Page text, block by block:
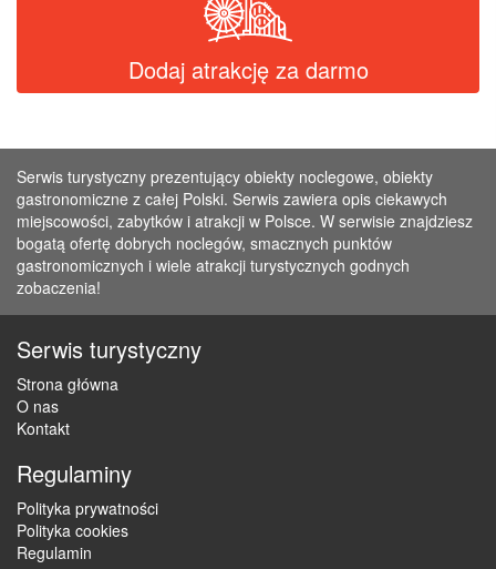
Dodaj atrakcję za darmo
Serwis turystyczny prezentujący obiekty noclegowe, obiekty
gastronomiczne z całej Polski. Serwis zawiera opis ciekawych
miejscowości, zabytków i atrakcji w Polsce. W serwisie znajdziesz
bogatą ofertę dobrych noclegów, smacznych punktów
gastronomicznych i wiele atrakcji turystycznych godnych
zobaczenia!
Serwis turystyczny
Strona główna
O nas
Kontakt
Regulaminy
Polityka prywatności
Polityka cookies
Regulamin